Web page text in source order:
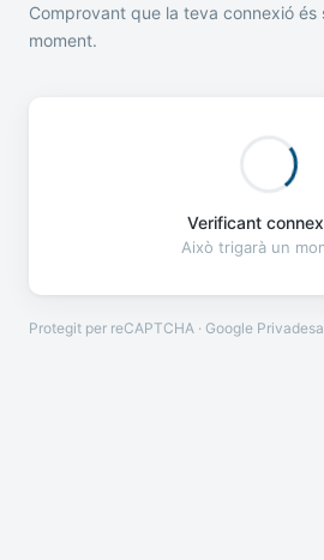
Comprovant que la teva connexió és
moment.
Verificant
Això trigarà un
Protegit per reCAPTCHA · Google Privadesa